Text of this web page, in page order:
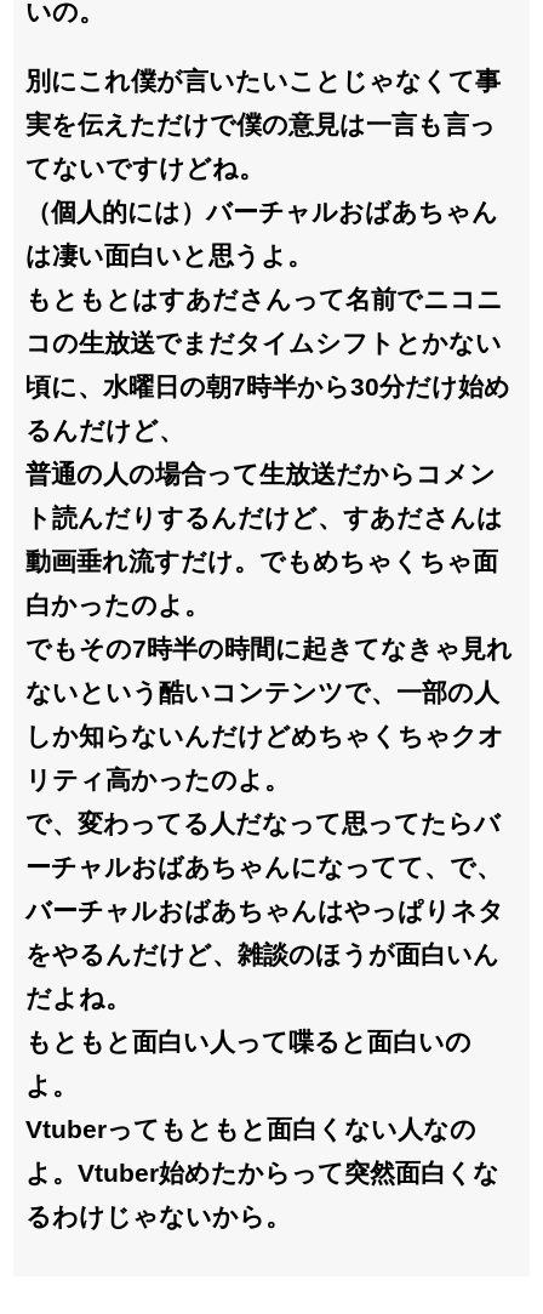
いの。
別にこれ僕が言いたいことじゃなくて事
実を伝えただけで僕の意見は一言も言っ
てないですけどね。
（個人的には）バーチャルおばあちゃん
は凄い面白いと思うよ。
もともとはすあださんって名前でニコニ
コの生放送でまだタイムシフトとかない
頃に、水曜日の朝7時半から30分だけ始め
るんだけど、
普通の人の場合って生放送だからコメン
ト読んだりするんだけど、すあださんは
動画垂れ流すだけ。でもめちゃくちゃ面
白かったのよ。
でもその7時半の時間に起きてなきゃ見れ
ないという酷いコンテンツで、一部の人
しか知らないんだけどめちゃくちゃクオ
リティ高かったのよ。
で、変わってる人だなって思ってたらバ
ーチャルおばあちゃんになってて、で、
バーチャルおばあちゃんはやっぱりネタ
をやるんだけど、雑談のほうが面白いん
だよね。
もともと面白い人って喋ると面白いの
よ。
Vtuberってもともと面白くない人なの
よ。Vtuber始めたからって突然面白くな
るわけじゃないから。